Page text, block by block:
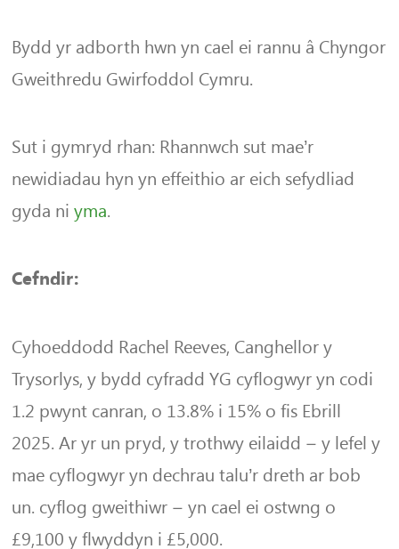
Bydd yr adborth hwn yn cael ei rannu â Chyngor
Gweithredu Gwirfoddol Cymru.
Sut i gymryd rhan: Rhannwch sut mae’r
newidiadau hyn yn effeithio ar eich sefydliad
gyda niyma.
Cefndir:
Cyhoeddodd Rachel Reeves, Canghellor y
Trysorlys, y bydd cyfradd YG cyflogwyr yn codi
1.2 pwynt canran, o 13.8% i 15% o fis Ebrill
2025. Ar yr un pryd, y trothwy eilaidd – y lefel y
mae cyflogwyr yn dechrau talu’r dreth ar bob
un. cyflog gweithiwr – yn cael ei ostwng o
£9,100 y flwyddyn i £5,000.